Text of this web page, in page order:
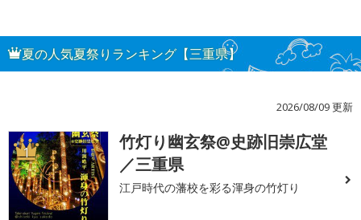
夏の人気夏祭りランキング【三重県】
2026/08/09 更新
1
竹灯り幽玄祭@史跡旧崇広堂
／三重県
江戸時代の藩校を彩る渾身の竹灯り